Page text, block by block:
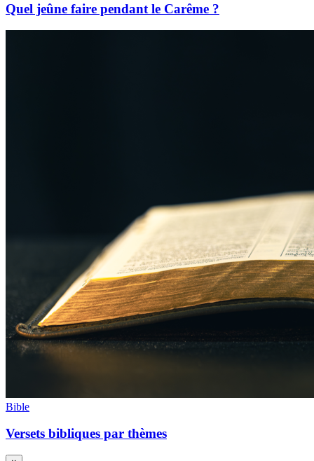
Quel jeûne faire pendant le Carême ?
Bible
Versets bibliques par thèmes